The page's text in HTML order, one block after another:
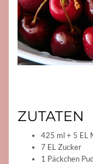
ZUTATEN
425 ml + 5 EL
7 EL Zucker
1 Päckchen